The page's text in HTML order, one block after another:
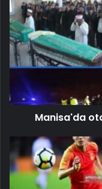
Manisa'da